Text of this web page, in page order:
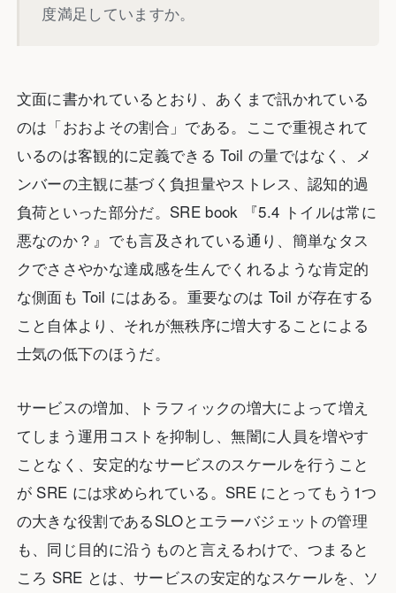
度満足していますか。
文面に書かれているとおり、あくまで訊かれている
のは「おおよその割合」である。ここで重視されて
いるのは客観的に定義できる Toil の量ではなく、メ
ンバーの主観に基づく負担量やストレス、認知的過
負荷といった部分だ。SRE book 『5.4 トイルは常に
悪なのか？』でも言及されている通り、簡単なタス
クでささやかな達成感を生んでくれるような肯定的
な側面も Toil にはある。重要なのは Toil が存在する
こと自体より、それが無秩序に増大することによる
士気の低下のほうだ。
サービスの増加、トラフィックの増大によって増え
てしまう運用コストを抑制し、無闇に人員を増やす
ことなく、安定的なサービスのスケールを行うこと
が SRE には求められている。SRE にとってもう1つ
の大きな役割であるSLOとエラーバジェットの管理
も、同じ目的に沿うものと言えるわけで、つまると
ころ SRE とは、サービスの安定的なスケールを、ソ